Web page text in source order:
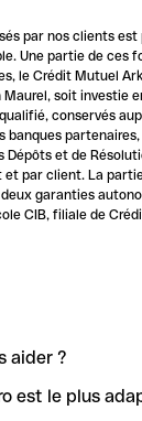
par nos clients
Une partie de ces
le Crédit Mutuel
soit investie
conservés
banques
Dépôts et de
et par client. La
garanties
CIB, filiale de
aider ?
est le plus